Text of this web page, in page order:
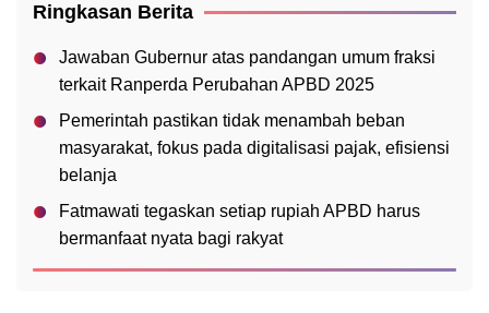
Ringkasan Berita
Jawaban Gubernur atas pandangan umum fraksi
terkait Ranperda Perubahan APBD 2025
Pemerintah pastikan tidak menambah beban
masyarakat, fokus pada digitalisasi pajak, efisiensi
belanja
Fatmawati tegaskan setiap rupiah APBD harus
bermanfaat nyata bagi rakyat